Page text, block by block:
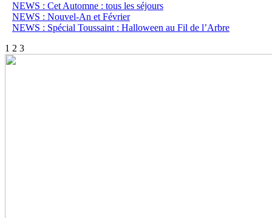
NEWS : Cet Automne : tous les séjours
NEWS : Nouvel-An et Février
NEWS : Spécial Toussaint : Halloween au Fil de l’Arbre
1 2 3